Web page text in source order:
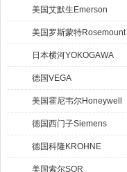
美国艾默生Emerson
美国罗斯蒙特Rosemount
日本横河YOKOGAWA
德国VEGA
美国霍尼韦尔Honeywell
德国西门子Siemens
德国科隆KROHNE
美国索尔SOR